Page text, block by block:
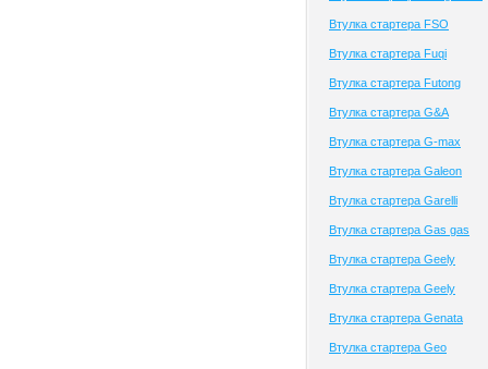
Втулка стартера FSO
Втулка стартера Fuqi
Втулка стартера Futong
Втулка стартера G&A
Втулка стартера G-max
Втулка стартера Galeon
Втулка стартера Garelli
Втулка стартера Gas gas
Втулка стартера Geely
Втулка стартера Geely
Втулка стартера Genata
Втулка стартера Geo